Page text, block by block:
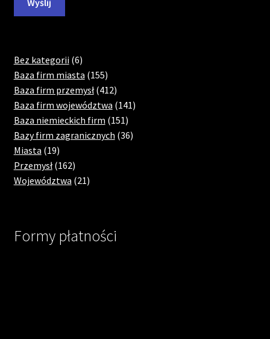
Bez kategorii 66
products
Baza firm miasta 155155
products
Baza firm przemysł 412412
products
Baza firm województwa 141141
Baza niemieckich firm 151151
products
Bazy firm zagranicznych 3636
Miasta 1919
products
Przemysł 162162
products
Województwa 2121
Formy płatności